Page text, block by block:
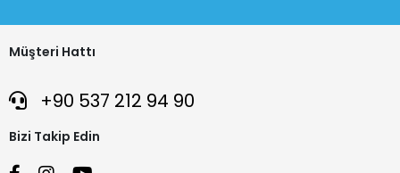
Müşteri Hattı
+90 537 212 94 90
Bizi Takip Edin